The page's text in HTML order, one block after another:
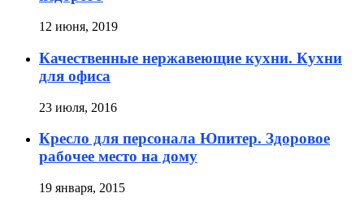
12 июня, 2019
Качественные нержавеющие кухни. Кухни
для офиса
23 июля, 2016
Кресло для персонала Юпитер. Здоровое
рабочее место на дому
19 января, 2015